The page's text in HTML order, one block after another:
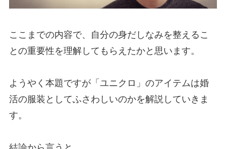
ここまでの内容で、自分の身だしなみを整えるこ
との重要性を理解してもらえたかと思います。
ようやく本題ですが「ユニクロ」のアイテムは婚
活の服装としてふさわしいのかを解説していきま
す。